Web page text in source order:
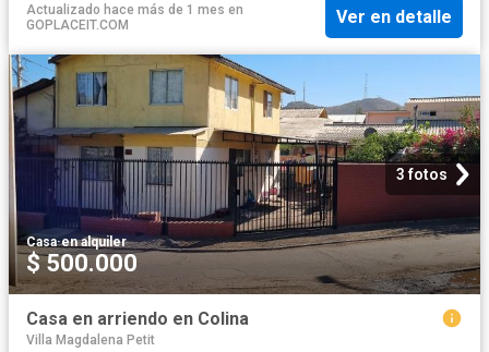
Actualizado hace más de 1 mes en
GOPLACEIT.COM
Ver en detalle
3 fotos
Casa·en alquiler
$ 500.000
Casa en arriendo en Colina
Villa Magdalena Petit